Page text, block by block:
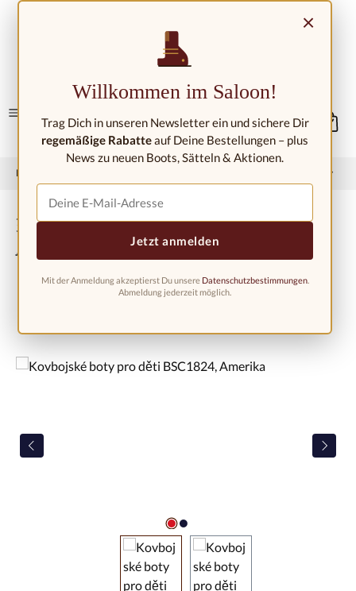
Domů Dětské westernové boty
Kovbojské boty pro děti BSC1824,
Amerika
Přeskočit galerii obrázků
×
Willkommen im Saloon!
Trag Dich in unseren Newsletter ein und sichere Dir
regemäßige Rabatteauf Deine Bestellungen – plus
News zu neuen Boots, Sätteln & Aktionen.
Jetzt anmelden
Mit der Anmeldung akzeptierst Du unsere Datenschutzbestimmungen.
Abmeldung jederzeit möglich.